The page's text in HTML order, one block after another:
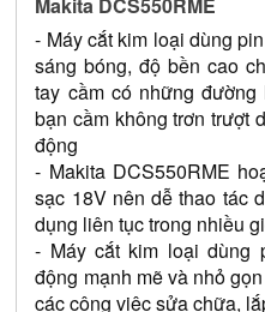
Makita DCS550RME
- Máy cắt kim loại dùng
sáng bóng, độ bền cao
tay cầm có những
bạn cầm không trơn trượt
động
- Makita DCS550RME
sạc 18V nên dễ thao tác
dụng liên tục trong nhiều
- Máy cắt kim loại dùng
động mạnh mẽ và nhỏ
các công việc sửa chữa,